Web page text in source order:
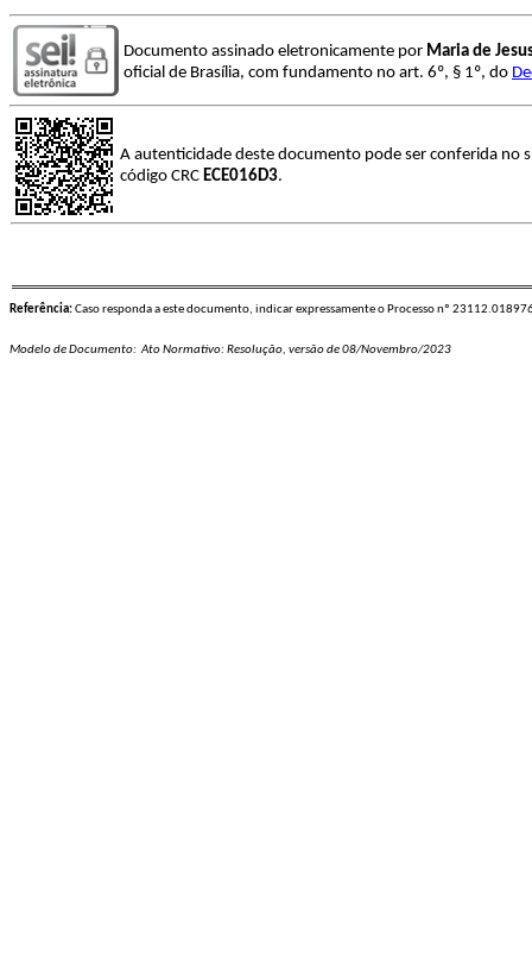
Documento assinado eletronicamente por Maria de
oficial de Brasília, com fundamento no art. 6º, § 1º, do
A autenticidade deste documento pode ser conferida no
código CRC ECE016D3.
Referência:Caso responda a este documento, indicar expressamente o Processo nº
Modelo de Documento: Ato Normativo: Resolução, versão de 08/Novembro/2023